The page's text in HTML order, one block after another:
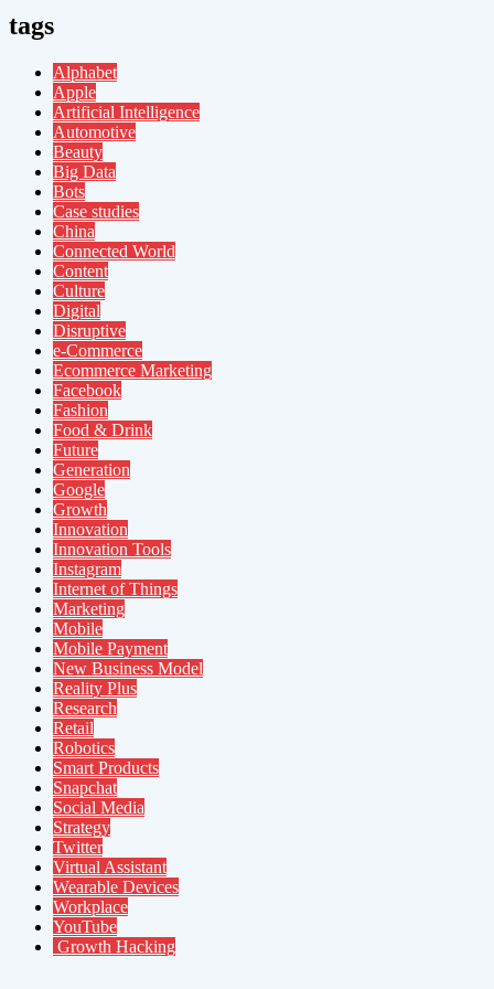
tags
Alphabet
Apple
Artificial Intelligence
Automotive
Beauty
Big Data
Bots
Case studies
China
Connected World
Content
Culture
Digital
Disruptive
e-Commerce
Ecommerce Marketing
Facebook
Fashion
Food & Drink
Future
Generation
Google
Growth
Innovation
Innovation Tools
Instagram
Internet of Things
Marketing
Mobile
Mobile Payment
New Business Model
Reality Plus
Research
Retail
Robotics
Smart Products
Snapchat
Social Media
Strategy
Twitter
Virtual Assistant
Wearable Devices
Workplace
YouTube
Growth Hacking